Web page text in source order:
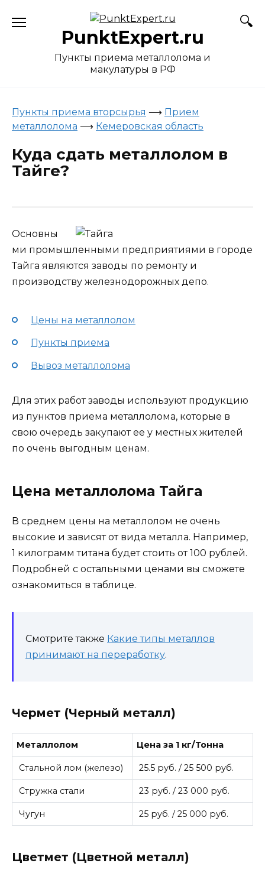
PunktExpert.ru
Пункты приема металлолома и
макулатуры в РФ
Пункты приема вторсырья ⟶ Прием
металлолома ⟶ Кемеровская область
Куда сдать металлолом в
Тайге?
Основны
ми промышленными предприятиями в городе
Тайга являются заводы по ремонту и
производству железнодорожных депо.
Цены на металлолом
Пункты приема
Вывоз металлолома
Для этих работ заводы используют продукцию
из пунктов приема металлолома, которые в
свою очередь закупают ее у местных жителей
по очень выгодным ценам.
Цена металлолома Тайга
В среднем цены на металлолом не очень
высокие и зависят от вида металла. Например,
1 килограмм титана будет стоить от 100 рублей.
Подробней с остальными ценами вы сможете
ознакомиться в таблице.
Смотрите также Какие типы металлов
принимают на переработку.
Чермет (Черный металл)
Металлолом Цена за 1 кг/Тонна
Стальной лом (железо) 25.5 руб. / 25 500 руб.
Стружка стали 23 руб. / 23 000 руб.
Чугун 25 руб. / 25 000 руб.
Цветмет (Цветной металл)